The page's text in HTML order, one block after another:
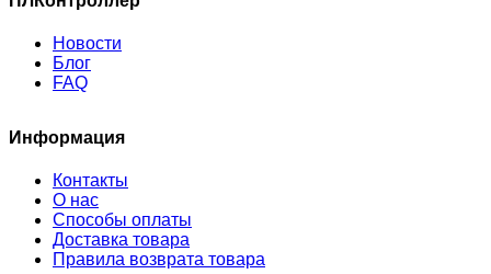
Новости
Блог
FAQ
Информация
Контакты
О нас
Способы оплаты
Доставка товара
Правила возврата товара